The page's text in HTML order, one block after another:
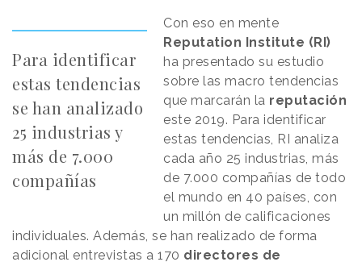
Para identificar
estas tendencias
se han analizado
25 industrias y
más de 7.000
compañías
Con eso en mente
Reputation Institute (RI)
ha presentado su estudio
sobre las macro tendencias
que marcarán la reputación
este 2019. Para identificar
estas tendencias, RI analiza
cada año 25 industrias, más
de 7.000 compañías de todo
el mundo en 40 países, con
un millón de calificaciones
individuales. Además, se han realizado de forma
adicional entrevistas a 170 directores de